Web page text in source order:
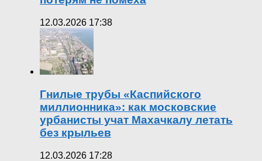
12.03.2026 17:38
Гнилые трубы «Каспийского
миллионника»: как московские
урбанисты учат Махачкалу летать
без крыльев
12.03.2026 17:28